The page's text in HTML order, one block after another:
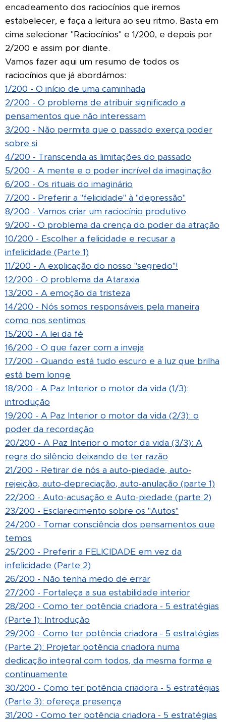
encadeamento dos raciocínios que iremos
estabelecer, e faça a leitura ao seu ritmo. Basta em
cima selecionar "Raciocínios" e 1/200, e depois por
2/200 e assim por diante.
Vamos fazer aqui um resumo de todos os
raciocínios que já abordámos:
1/200 - O início de uma caminhada
2/200 - O problema de atribuir significado a
pensamentos que não interessam
3/200 - Não permita que o passado exerça poder
sobre si
4/200 - Transcenda as limitações do passado
5/200 - A mente e o poder incrível da imaginação
6/200 - Os rituais do imaginário
7/200 - Preferir a "felicidade" à "depressão"
8/200 - Vamos criar um raciocínio produtivo
9/200 - O problema da crença do poder da atração
10/200 - Escolher a felicidade e recusar a
infelicidade (Parte 1)
11/200 - A explicação do nosso "segredo"!
12/200 - O problema da Ataraxia
13/200 - A emoção da tristeza
14/200 - Nós somos responsáveis pela maneira
como nos sentimos
15/200 - A lei da fé
16/200 - O que fazer com a inveja
17/200 - Quando está tudo escuro e a luz que brilha
está bem longe
18/200 - A Paz Interior o motor da vida (1/3):
introdução
19/200 - A Paz Interior o motor da vida (2/3): o
poder da recordação
20/200 - A Paz Interior o motor da vida (3/3): A
regra do silêncio deixando de ter razão
21/200 - Retirar de nós a auto-piedade, auto-
rejeição, auto-depreciação, auto-anulação (parte 1)
22/200 - Auto-acusação e Auto-piedade (parte 2)
23/200 - Esclarecimento sobre os "Autos"
24/200 - Tomar consciência dos pensamentos que
temos
25/200 - Preferir a FELICIDADE em vez da
infelicidade (Parte 2)
26/200 - Não tenha medo de errar
27/200 - Fortaleça a sua estabilidade interior
28/200 - Como ter potência criadora - 5 estratégias
(Parte 1): Introdução
29/200 - Como ter potência criadora - 5 estratégias
(Parte 2): Projetar potência criadora numa
dedicação integral com todos, da mesma forma e
continuamente
30/200 - Como ter potência criadora - 5 estratégias
(Parte 3): ofereça presença
31/200 - Como ter potência criadora - 5 estratégias